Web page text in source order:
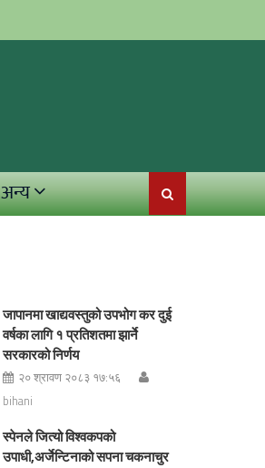
अन्य
जापानमा खाद्यवस्तुको उपभोग कर दुई
वर्षका लागि १ प्रतिशतमा झार्ने
सरकारको निर्णय
२० श्रावण २०८३ १७:५६
bihani
स्पेनले जित्यो विश्वकपको
उपाधी,अर्जेन्टिनाको सपना चकनाचुर